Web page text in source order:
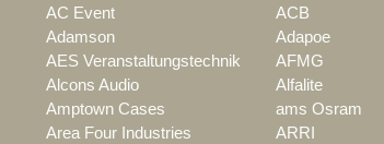
AC Event
ACB
Adamson
Adapoe
AES Veranstaltungstechnik
AFMG
Alcons Audio
Alfalite
Amptown Cases
ams Osram
Area Four Industries
ARRI